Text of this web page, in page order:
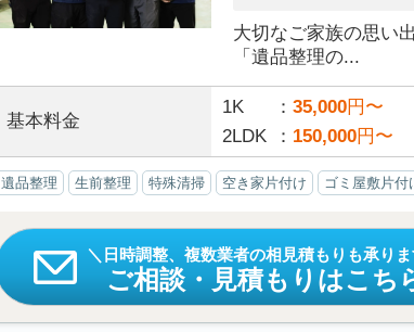
大切なご家族の思い
「遺品整理の...
基本料金
1K 35,000円〜
2LDK
150,000円〜
遺品整理 生前整理 特殊清掃 空き家片付け ゴミ屋敷片付
日時調整、複数業者の相見積もりも承り
ご相談・見積もりはこち